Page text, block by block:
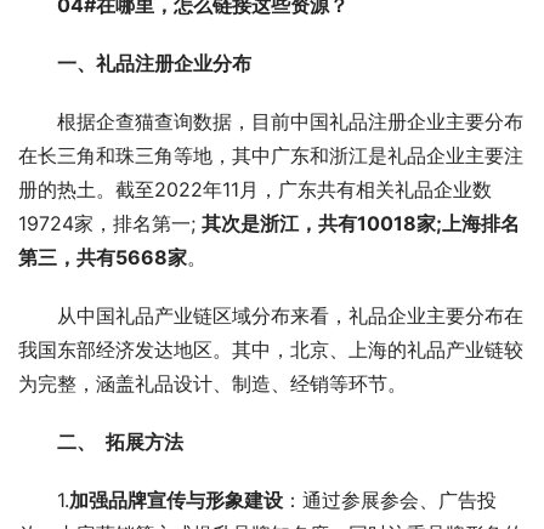
04#在哪里，怎么链接这些资源？
一、礼品注册企业分布
根据企查猫查询数据，目前中国礼品注册企业主要分布
在长三角和珠三角等地，其中广东和浙江是礼品企业主要注
册的热土。截至2022年11月，广东共有相关礼品企业数
19724家，排名第一; 其次是浙江，共有10018家;上海排名
第三，共有5668家。
从中国礼品产业链区域分布来看，礼品企业主要分布在
我国东部经济发达地区。其中，北京、上海的礼品产业链较
为完整，涵盖礼品设计、制造、经销等环节。
二、  拓展方法
1.加强品牌宣传与形象建设 ：通过参展参会、广告投